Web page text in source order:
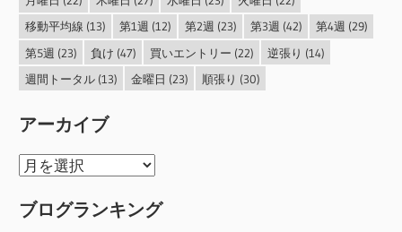
移動平均線 (13) 第1週 (12) 第2週 (23) 第3週 (42) 第4週 (29)
第5週 (23) 負け (47) 買いエントリー (22) 逆張り (14)
週間トータル(13) 金曜日 (23) 順張り (30)
アーカイブ
ア
カ
ブログランキング